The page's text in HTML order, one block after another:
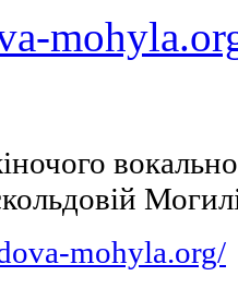
mohyla.org/